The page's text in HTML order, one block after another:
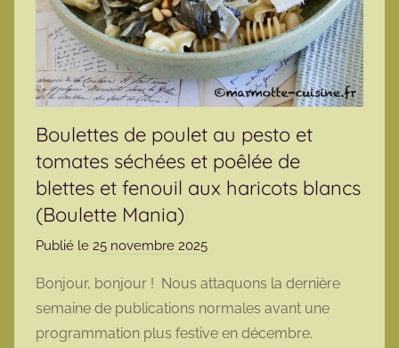
Boulettes de poulet au pesto et
tomates séchées et poêlée de
blettes et fenouil aux haricots blancs
(Boulette Mania)
Publié le 25 novembre 2025
r
m
a
Bonjour, bonjour ! Nous attaquons la dernière
semaine de publications normales avant une
programmation plus festive en décembre.